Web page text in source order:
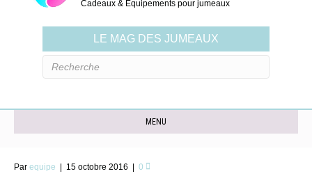
Cadeaux & Équipements pour jumeaux
LE MAG DES JUMEAUX
MENU
Par equipe | 15 octobre 2016 | 0